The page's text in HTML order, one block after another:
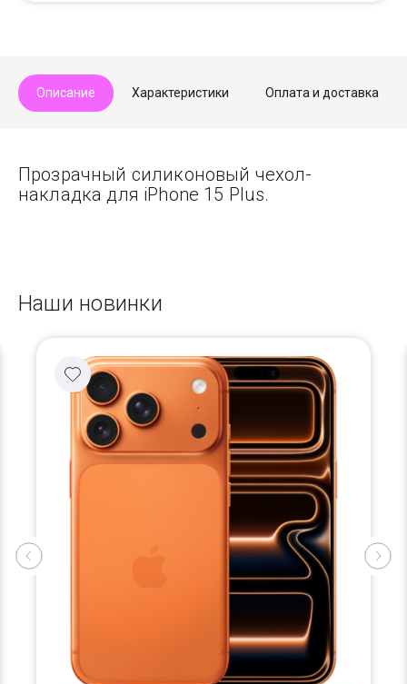
Описание Характеристики Оплата и доставка
Прозрачный силиконовый чехол-
накладка для iPhone 15 Plus.
Наши новинки